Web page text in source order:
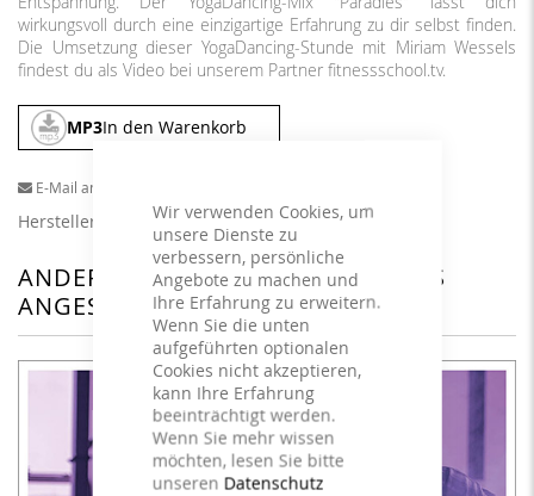
Wir verwenden Cookies, um
unsere Dienste zu
verbessern, persönliche
Angebote zu machen und
Ihre Erfahrung zu erweitern.
Wenn Sie die unten
aufgeführten optionalen
Cookies nicht akzeptieren,
kann Ihre Erfahrung
beeinträchtigt werden.
Wenn Sie mehr wissen
möchten, lesen Sie bitte
unseren Datenschutz
wirkungsvoll durch eine einzigartige Erfahrung zu dir selbst finden.
Die Umsetzung dieser YogaDancing-Stunde mit Miriam Wessels
findest du als Video bei unserem Partner fitnessschool.tv.
MP3In den Warenkorb
E-Mail an einen Freund
Herstellerangaben
ANDERE KUNDEN HABEN SICH DAS
ANGESEHEN